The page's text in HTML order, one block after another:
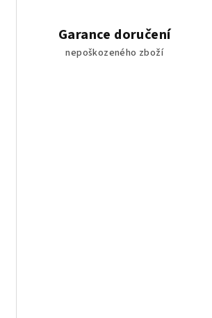
Garance doručení
nepoškozeného zboží